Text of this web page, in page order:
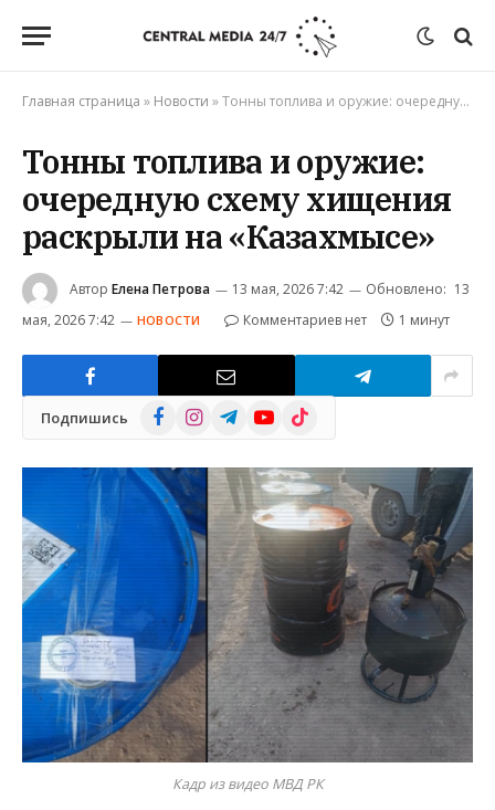
Главная страница » Новости »Тонны топлива и оружие: очередную схему хищения раскрыли на «Казахмысе»
Тонны топлива и оружие:
очередную схему хищения
раскрыли на «Казахмысе»
Автор Елена Петрова 13 мая, 2026 7:42 Обновлено: 13
мая, 2026 7:42
НОВОСТИ Комментариев нет 1 минут
Подпишись FacebookInstagramTelegramYouTube
TikTok
Кадр из видео МВД РК